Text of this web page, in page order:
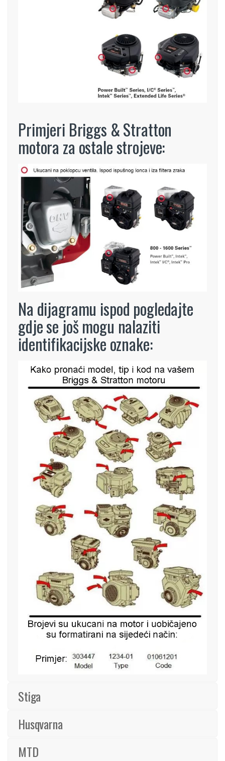
Primjeri Briggs & Stratton
motora za ostale strojeve:
Na dijagramu ispod pogledajte
gdje se još mogu nalaziti
identifikacijske oznake:
Stiga
Husqvarna
MTD